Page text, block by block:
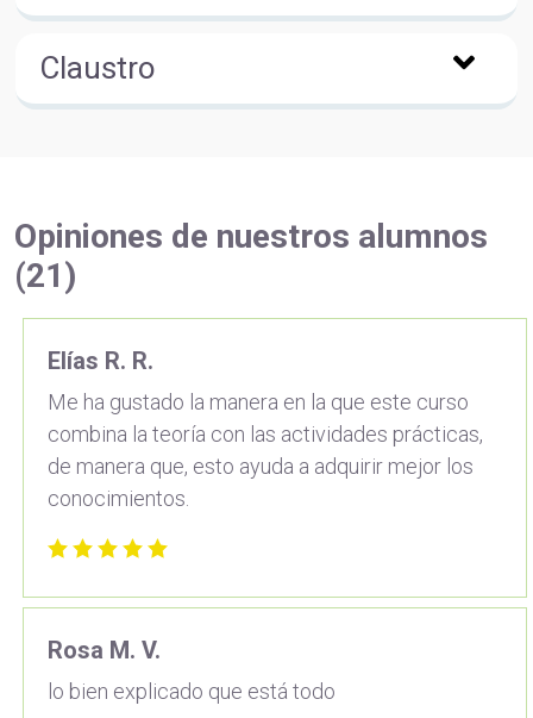
Claustro
Opiniones de nuestros alumnos
(21)
Elías R. R.
Me ha gustado la manera en la que este curso
combina la teoría con las actividades prácticas,
de manera que, esto ayuda a adquirir mejor los
conocimientos.
Rosa M. V.
lo bien explicado que está todo